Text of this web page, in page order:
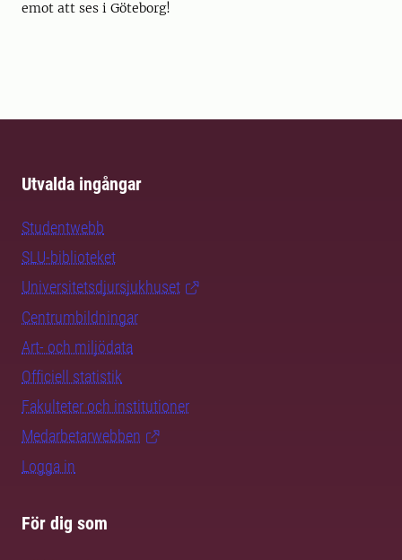
emot att ses i Göteborg!
Utvalda ingångar
Studentwebb
SLU-biblioteket
Universitetsdjursjukhuset
Centrumbildningar
Art- och miljödata
Officiell statistik
Fakulteter och institutioner
Medarbetarwebben
Logga in
För dig som